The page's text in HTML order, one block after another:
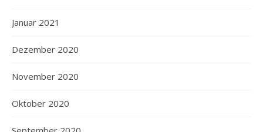
Januar 2021
Dezember 2020
November 2020
Oktober 2020